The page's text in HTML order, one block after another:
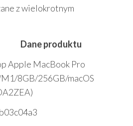
z wielokrotnym
Dane produktu
Apple MacBook Pro
M1/8GB/256GB/macOS